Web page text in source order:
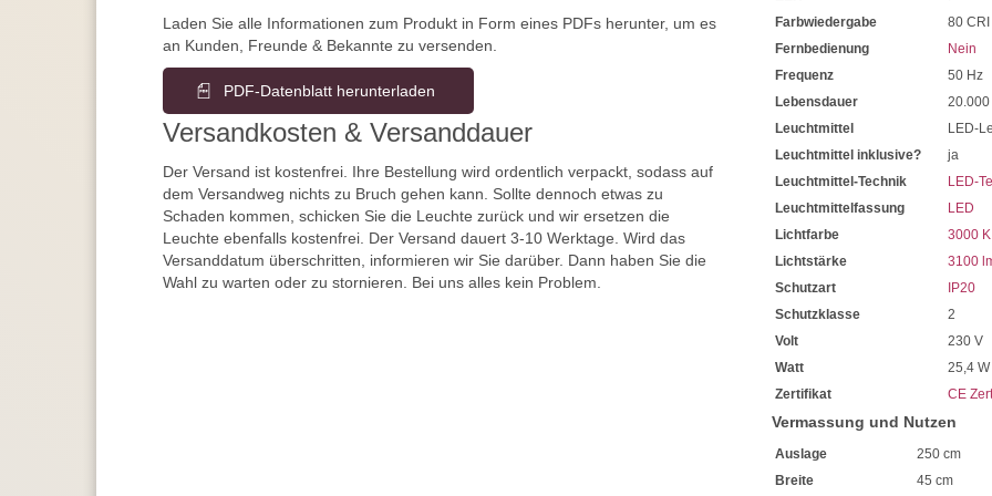
Bei Fragen, kontaktieren Sie
Erkundigen Sie sich bei
Wir freuen uns auf Ihre
Laden Sie alle Informationen zum Produkt in Form eines PDFs herunter, um es
an Kunden, Freunde & Bekannte zu versenden.
PDF-Datenblatt herunterladen
Versandkosten & Versanddauer
Der Versand ist kostenfrei. Ihre Bestellung wird ordentlich verpackt, sodass auf
dem Versandweg nichts zu Bruch gehen kann. Sollte dennoch etwas zu
Schaden kommen, schicken Sie die Leuchte zurück und wir ersetzen die
Leuchte ebenfalls kostenfrei. Der Versand dauert 3-10 Werktage. Wird das
Versanddatum überschritten, informieren wir Sie darüber. Dann haben Sie die
Wahl zu warten oder zu stornieren. Bei uns alles kein Problem.
Farbwiedergabe
80 CRI
Fernbedienung
Nein
Frequenz
50 Hz
Lebensdauer
20.000
Leuchtmittel
LED-
Leuchtmittel inklusive?
ja
Leuchtmittel-Technik
LED-
Leuchtmittelfassung
LED
Lichtfarbe
3000 K
Lichtstärke
3100
Schutzart
IP20
Schutzklasse
2
Volt
230 V
Watt
25,4 W
Zertifikat
CE
Vermassung und Nutzen
Auslage
250 cm
Breite
45 cm